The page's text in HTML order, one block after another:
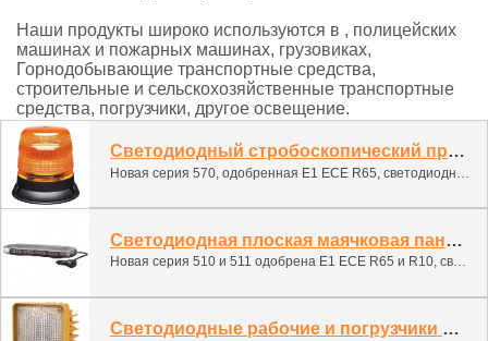
Наши продукты широко используются в , полицейских
машинах и пожарных машинах, грузовиках,
Горнодобывающие транспортные средства,
строительные и сельскохозяйственные транспортные
средства, погрузчики, другое освещение.
Светодиодный стробоскопический предупреждающий свет
Светодиодная плоская маячковая панель
Новая серия 510 и 511 одобрена E1 ECE R65 и R10, светодиодный плоский маяк подходит для огромного количества транспортных средств от легковых автомобилей и фургонов, грузовиков, коммунальных автомобилей, мусоровозов и перерабатывающих машин, уличных уборщиков, сельскохозяйственной техники до экскаваторов.
Светодиодные рабочие и погрузчики Освещение